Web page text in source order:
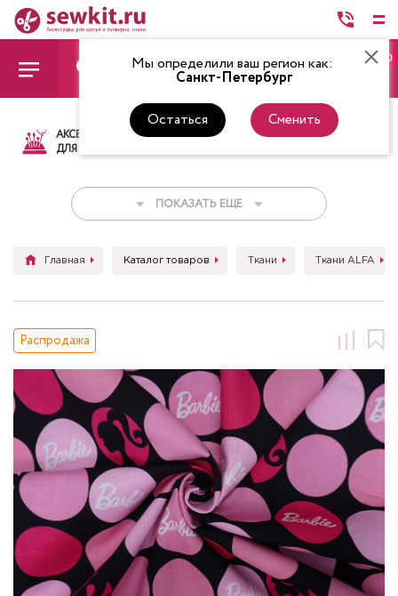
Мы определили ваш регион как:
Санкт-Петербург
Остаться Сменить
0
АКСЕССУАРЫ
ДЛЯ ШИТЬЯ
ТКАНИ НИТКИ
ПОКАЗАТЬ ЕЩЕ
Главная Каталог товаров Ткани Ткани ALFA
Распродажа